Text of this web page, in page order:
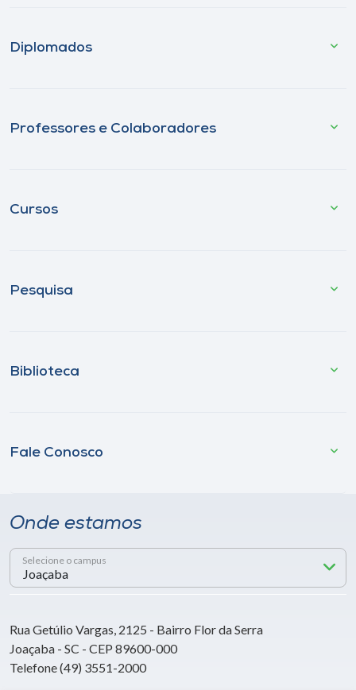
Diplomados
Professores e Colaboradores
Cursos
Pesquisa
Biblioteca
Fale Conosco
Onde estamos
Selecione o campus
Rua Getúlio Vargas, 2125 - Bairro Flor da Serra
Joaçaba - SC - CEP 89600-000
Telefone (49) 3551-2000